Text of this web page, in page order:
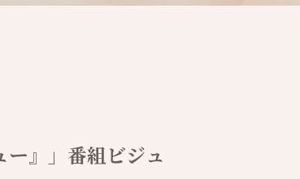
』」番組ビジュ